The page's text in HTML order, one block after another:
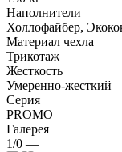
Наполнители
Холлофайбер,
Материал чехла
Трикотаж
Жесткость
Умеренно-жесткий
Серия
PROMO
Галерея
1/0 —